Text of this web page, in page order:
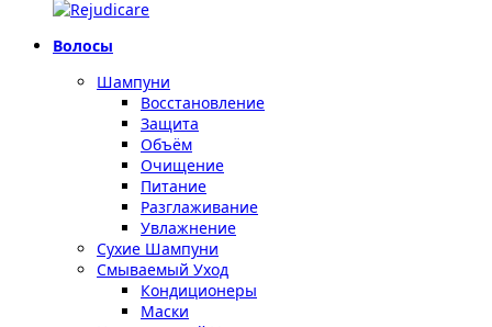
Волосы
Шампуни
Восстановление
Защита
Объём
Очищение
Питание
Разглаживание
Увлажнение
Сухие Шампуни
Смываемый Уход
Кондиционеры
Маски